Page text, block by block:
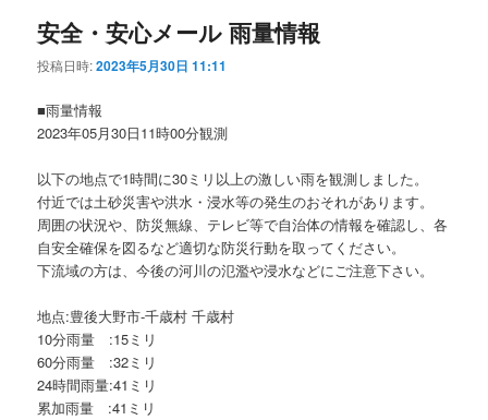
安全・安心メール 雨量情報
投稿日時:2023年5月30日 11:11
■雨量情報
2023年05月30日11時00分観測
以下の地点で1時間に30ミリ以上の激しい雨を観測しました。
付近では土砂災害や洪水・浸水等の発生のおそれがあります。
周囲の状況や、防災無線、テレビ等で自治体の情報を確認し、各
自安全確保を図るなど適切な防災行動を取ってください。
下流域の方は、今後の河川の氾濫や浸水などにご注意下さい。
地点:豊後大野市-千歳村 千歳村
10分雨量 :15ミリ
60分雨量 :32ミリ
24時間雨量:41ミリ
累加雨量 :41ミリ